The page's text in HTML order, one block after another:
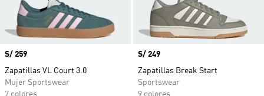
Precio
S/ 259
Zapatillas VL Court 3.0
Mujer Sportswear
7 colores
Precio
S/ 249
Zapatillas Break Start
Sportswear
9 colores